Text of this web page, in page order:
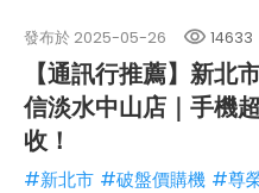
發布於 2025-05-26 14633
【通訊行推薦】新北
信淡水中山店｜手機
收！
#新北市 #破盤價購機 #尊